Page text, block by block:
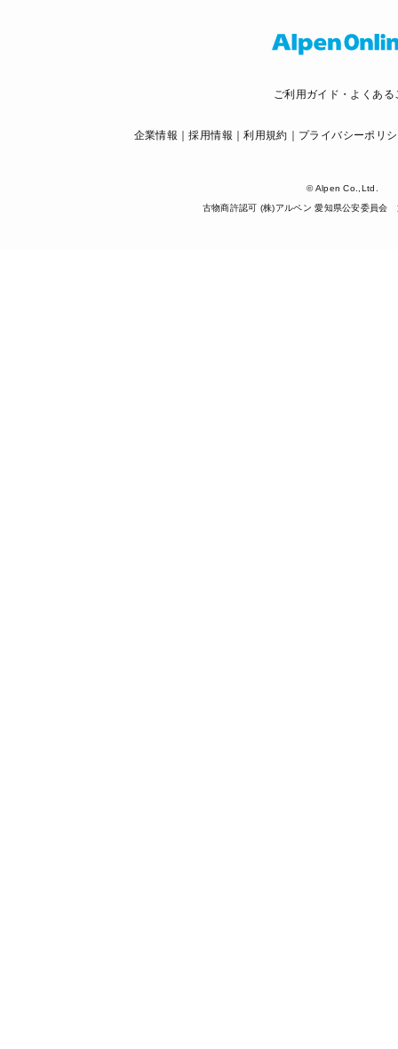
ご利用ガイド・よくある
企業情報 採用情報 利用規約 プライバシーポリ
© Alpen Co.,Ltd.
古物商許認可 (株)アルペン 愛知県公安委員